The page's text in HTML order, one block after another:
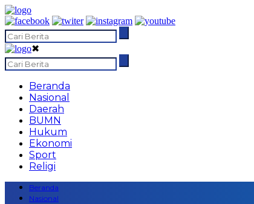
✖
Beranda
Nasional
Daerah
BUMN
Hukum
Ekonomi
Sport
Religi
Beranda
Nasional